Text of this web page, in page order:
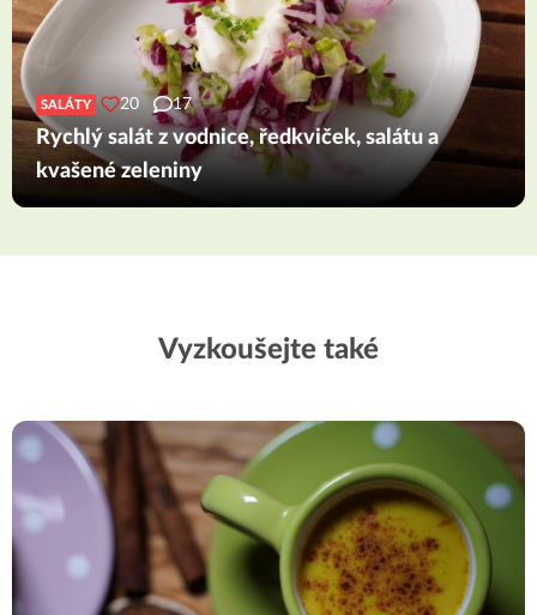
SALÁTY 20 17
Rychlý salát z vodnice, ředkviček, salátu a
kvašené zeleniny
Vyzkoušejte také